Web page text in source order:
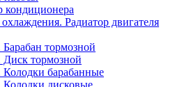
кондиционера
Радиатор двигателя
Барабан тормозной
Диск тормозной
Колодки барабанные
Колодки дисковые